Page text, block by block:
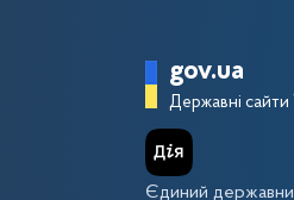
Головна
gov.ua
Державні сайти
Єдиний